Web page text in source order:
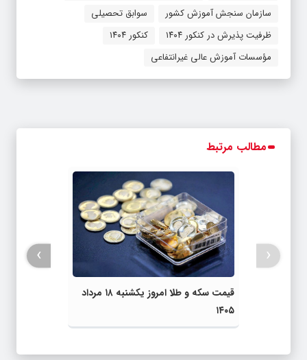
سازمان سنجش آموزش کشور
سوابق تحصیلی
ظرفیت پذیرش در کنکور ۱۴۰۴
کنکور ۱۴۰۴
مؤسسات آموزش عالی غیرانتفاعی
مطالب مرتبط
قیمت سکه و طلا امروز یکشنبه ۱۸ مرداد
۱۴۰۵
‹
›